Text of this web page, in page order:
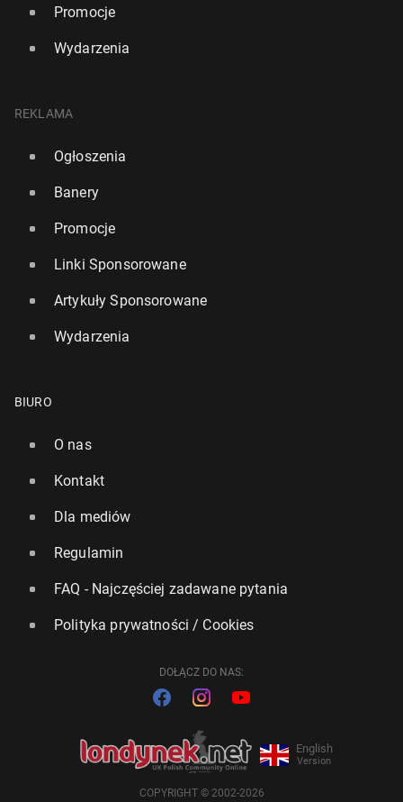
Promocje
Wydarzenia
REKLAMA
Ogłoszenia
Banery
Promocje
Linki Sponsorowane
Artykuły Sponsorowane
Wydarzenia
BIURO
O nas
Kontakt
Dla mediów
Regulamin
FAQ - Najczęściej zadawane pytania
Polityka prywatności / Cookies
DOŁĄCZ DO NAS:
English
Version
COPYRIGHT © 2002-2026